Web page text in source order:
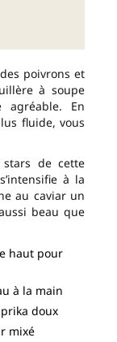
poivrons et
à soupe
agréable. En
fluide, vous
de cette
à la
au caviar un
beau que
haut pour
à la main
doux
mixé